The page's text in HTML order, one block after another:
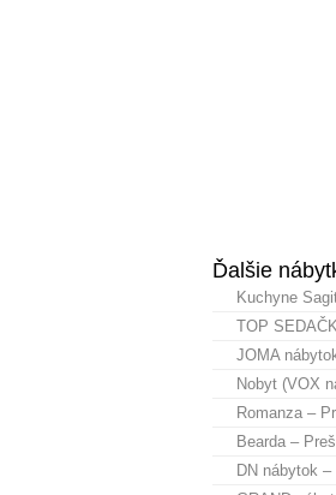
Ďalšie
Kuchyne
TOP
JOMA
Nobyt (VOX
Romanza –
Bearda –
DN nábytok